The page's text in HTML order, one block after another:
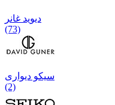
دیوید غانر
(73)
سیکو دیواری
(2)